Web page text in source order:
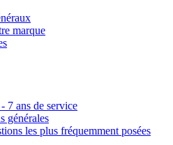
marque
7 ans de service
générales
les plus fréquemment posées